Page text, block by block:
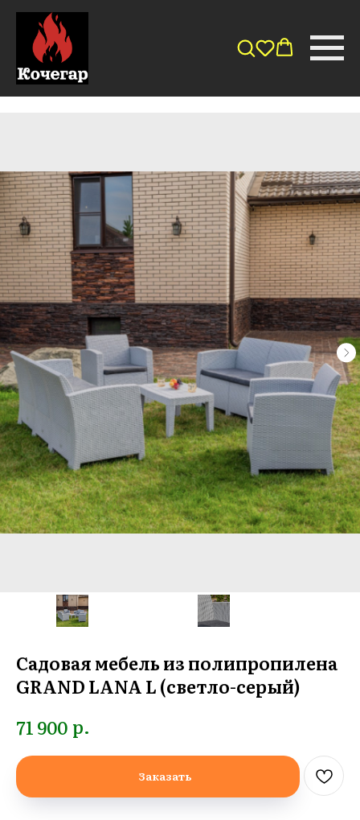
Садовая мебель из полипропилена
GRAND LANA L (светло-серый)
71 900 р.
Заказать